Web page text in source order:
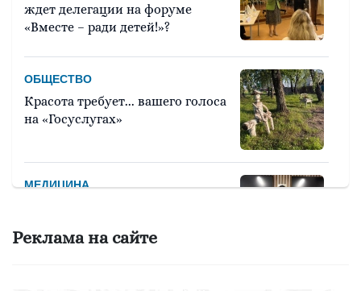
ждет делегации на форуме
«Вместе – ради детей!»?
ОБЩЕСТВО
Красота требует... вашего голоса
на «Госуслугах»
МЕДИЦИНА
Реклама на сайте